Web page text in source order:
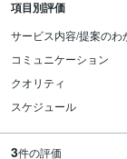
項目別評価
サービス内容/提案のわ
コミュニケーション
クオリティ
スケジュール
3件の評価